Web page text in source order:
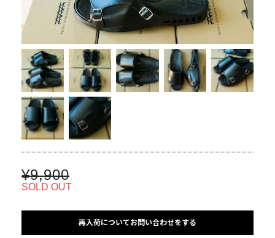
¥9,900
SOLD OUT
再入荷についてお問い合わせをする